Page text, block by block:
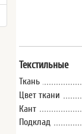
Текстильные
Ткань
Цвет ткани
Кант
Подклад